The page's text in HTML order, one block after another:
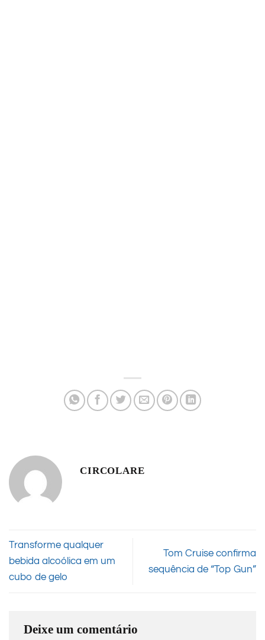
CIRCOLARE
Transforme qualquer
bebida alcoólica em um
cubo de gelo
Tom Cruise confirma
sequência de “Top Gun”
Deixe um comentário